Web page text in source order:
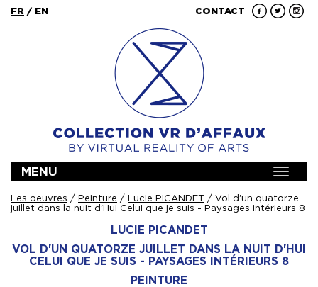
FR / EN CONTACT
Toggle
MENU
Les oeuvres / Peinture / Lucie PICANDET / Vol d'un quatorze
juillet dans la nuit d'Hui Celui que je suis - Paysages intérieurs 8
LUCIE PICANDET
VOL D'UN QUATORZE JUILLET DANS LA NUIT D'HUI
CELUI QUE JE SUIS - PAYSAGES INTÉRIEURS 8
PEINTURE